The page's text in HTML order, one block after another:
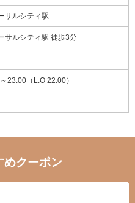
サルシティ駅
サルシティ駅 徒歩3分
23:00（L.O 22:00）
めクーポン